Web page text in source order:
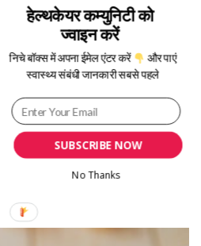
Tanya Kohli
SUBSCRIBE NOW
हेल्थकेयर कम्युनिटी को
ज्वाइन करें
निचे बॉक्स में अपना ईमेल एंटर करें
और पाएं
स्वास्थ्य संबंधी जानकारी सबसे पहले
No Thanks